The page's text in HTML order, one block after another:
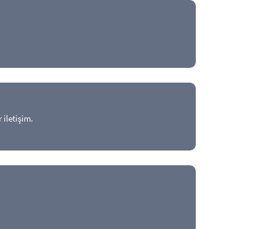
iletişim.